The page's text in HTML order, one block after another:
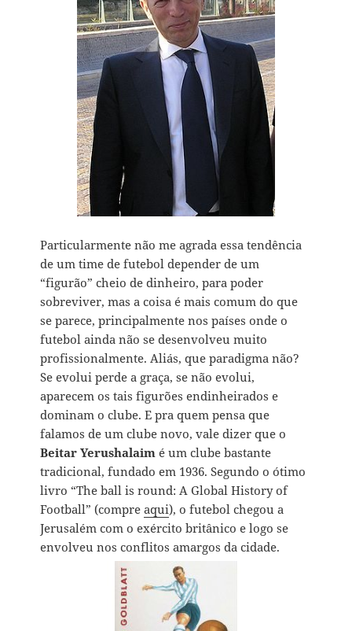
Particularmente não me agrada essa tendência
de um time de futebol depender de um
“figurão” cheio de dinheiro, para poder
sobreviver, mas a coisa é mais comum do que
se parece, principalmente nos países onde o
futebol ainda não se desenvolveu muito
profissionalmente. Aliás, que paradigma não?
Se evolui perde a graça, se não evolui,
aparecem os tais figurões endinheirados e
dominam o clube. E pra quem pensa que
falamos de um clube novo, vale dizer que o
Beitar Yerushalaimé um clube bastante
tradicional, fundado em 1936. Segundo o ótimo
livro “The ball is round: A Global History of
Football” (compreaqui), o futebol chegou a
Jerusalém com o exército britânico e logo se
envolveu nos conflitos amargos da cidade.